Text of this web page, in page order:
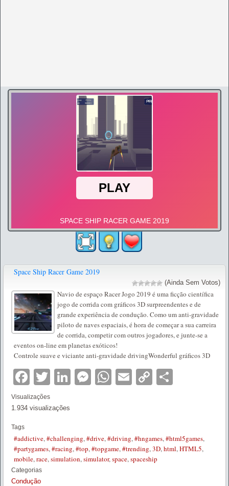
Space Ship Racer Game 2019
(Ainda Sem Votos)
Navio de espaço Racer Jogo 2019 é uma ficção científica
jogo de corrida com gráficos 3D surpreendentes e de
grande experiência de condução. Como um anti-gravidade
piloto de naves espaciais, é hora de começar a sua carreira
de corrida, competir com outros jogadores, e junte-se a
eventos on-line em planetas exóticos!
Controle suave e viciante anti-gravidade drivingWonderful gráficos 3D
Facebook
TwitterLinkedIn
Messenger
WhatsApp
EmailCopy
Visualizações
1.934 visualizações
Tags
#addictive,#challenging,#drive,#driving,#hngames,#html5games,
#partygames,#racing,#top,#topgame,#trending,3D,html,HTML5,
mobile,race,simulation,simulator,space,spaceship
Categorias
Condução